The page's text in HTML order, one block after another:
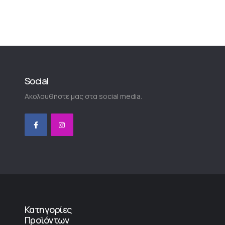
Social
Ακολουθήστε μας στα social media.
Κατηγορίες
Προϊόντων